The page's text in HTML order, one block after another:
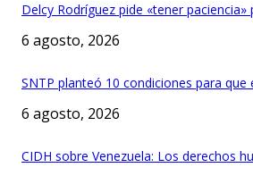
Delcy Rodríguez pide «tener
6 agosto, 2026
SNTP planteó 10 condiciones para
6 agosto, 2026
CIDH sobre Venezuela: Los derechos